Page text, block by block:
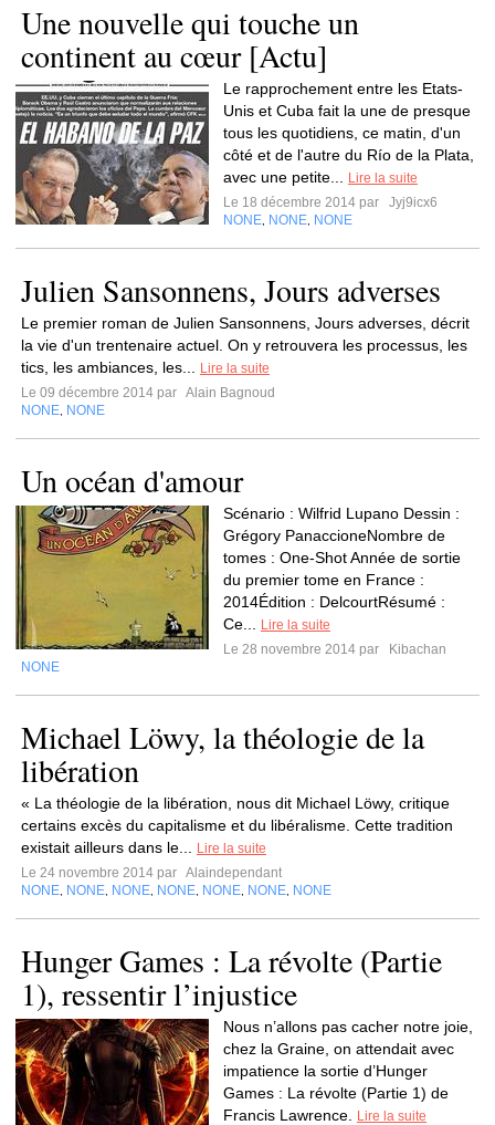
Une nouvelle qui touche un
continent au cœur [Actu]
Le rapprochement entre les Etats-
Unis et Cuba fait la une de presque
tous les quotidiens, ce matin, d'un
côté et de l'autre du Río de la Plata,
avec une petite...
Lire la suite
Le 18 décembre 2014 par
Jyj9icx6
NONE NONE NONE
Julien Sansonnens, Jours adverses
Le premier roman de Julien Sansonnens, Jours adverses, décrit
la vie d'un trentenaire actuel. On y retrouvera les processus, les
tics, les ambiances, les...
Lire la suite
Le 09 décembre 2014 par Alain Bagnoud
NONE NONE
Un océan d'amour
Scénario : Wilfrid Lupano Dessin :
Grégory PanaccioneNombre de
tomes : One-Shot Année de sortie
du premier tome en France :
2014Édition : DelcourtRésumé :
Ce...
Lire la suite
Le 28 novembre 2014 par
Kibachan
NONE
Michael Löwy, la théologie de la
libération
« La théologie de la libération, nous dit Michael Löwy, critique
certains excès du capitalisme et du libéralisme. Cette tradition
existait ailleurs dans le...
Lire la suite
Le 24 novembre 2014 par Alaindependant
NONE NONE NONE NONE NONE NONE NONE
Hunger Games : La révolte (Partie
1), ressentir l’injustice
Nous n’allons pas cacher notre joie,
chez la Graine, on attendait avec
impatience la sortie d’Hunger
Games : La révolte (Partie 1) de
Francis Lawrence.
Lire la suite